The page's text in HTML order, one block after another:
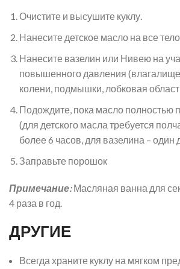
Очистите и высушите куклу.
Нанесите детское масло на все
Нанесите вазелин или Нивею на
повышенного давления
колени, подмышки, лобковая
Подождите, пока масло полностью
(для детского масла требуется
более 6 часов, для вазелина – один
Заправьте порошок
Примечание:Масляная ванна для
4 раза в год.
ДРУГИЕ
Всегда храните куклу на мягком